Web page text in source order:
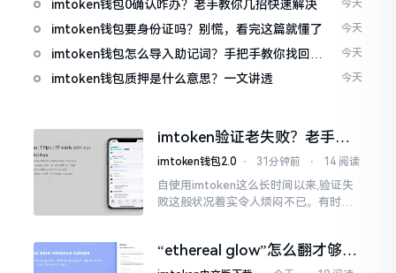
imtoken钱包0确认咋办？老手教你几招快速解决 今天
imtoken钱包要身份证吗？别慌，看完这篇就懂了 今天
imtoken钱包怎么导入助记词？手把手教你找回资
产
今天
imtoken钱包质押是什么意思？一文讲透 今天
imtoken验证老失败？老手教
你几招搞定
imtoken钱包2.0 ⋅ 31分钟前 ⋅ 14 阅读
自使用imtoken这么长时间以来,验证失
败这般状况着实令人烦闷不已。有时急
至极点。
“ethereal glow”怎么翻才够味
儿？翻译圈老油条的私房话